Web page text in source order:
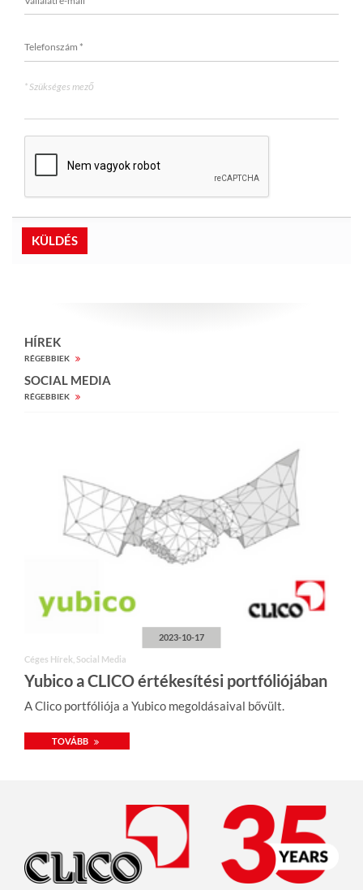
* Szükséges mező
HÍREK
RÉGEBBIEK
SOCIAL MEDIA
RÉGEBBIEK
2023-10-17
Céges Hírek, Social Media
Yubico a CLICO értékesítési portfóliójában
A Clico portfóliója a Yubico megoldásaival bővült.
TOVÁBB